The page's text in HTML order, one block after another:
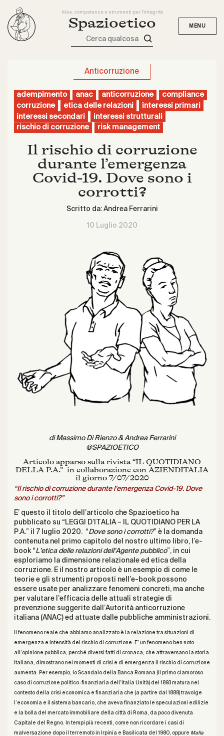
Idee, competenze e strumenti per l'integrità
Spazioetico
Cerca qualcosa
Anticorruzione
adempimento anac anticorruzione
compliance
corruzione
etica delle relazioni
interessi primari
interessi secondari
interessi strutturali
rischio di corruzione
risk management
Il rischio di corruzione
durante l’emergenza
Covid-19. Dove sono i
corrotti?
Scritto da: Andrea Ferrarini
10 Luglio 2020
di Massimo Di Rienzo & Andrea Ferrarini
@SPAZIOETICO
Articolo apparso sulla rivista “IL QUOTIDIANO
DELLA P.A.” in collaborazione con AZIENDITALIA
il giorno 7/07/2020
“Il rischio di corruzione durante l’emergenza Covid-19. Dove
sono i corrotti?”
E’ questo il titolo dell’articolo che Spazioetico ha
pubblicato su “LEGGI D’ITALIA – IL QUOTIDIANO PER LA
P.A.” il 7 luglio 2020. “Dove sono i corrotti?” è la domanda
contenuta nel primo capitolo del nostro ultimo libro, l’e-
book “L’etica delle relazioni dell’Agente pubblico”, in cui
esploriamo la dimensione relazionale ed etica della
corruzione. E il nostro articolo è un esempio di come le
teorie e gli strumenti proposti nell’e-book possono
essere usate per analizzare fenomeni concreti, ma anche
per valutare l’efficacia delle attuali strategie di
prevenzione suggerite dall’Autorità anticorruzione
italiana (ANAC) ed attuate dalle pubbliche amministrazioni.
Il fenomeno reale che abbiamo analizzato è la relazione tra situazioni di
emergenza e intensità del rischio di corruzione. E’ un fenomeno ben noto
all’opinione pubblica, perché diversi fatti di cronaca, che attraversano la storia
italiana, dimostrano nei momenti di crisi e di emergenza il rischio di corruzione
aumenta. Per esempio, lo Scandalo della Banca Romana (il primo clamoroso
caso di corruzione politico-finanziaria dell’Italia Unità) del 1893 matura nel
contesto della crisi economica e finanziaria che (a partire dal 1888) travolge
l’economia e il sistema bancario, che aveva finanziato le speculazioni edilizie
e la bolla del mercato immobiliare della città di Roma, da poco divenuta
Capitale del Regno. In tempi più recenti, come non ricordare i casi di
malversazione dopo il terremoto in Irpinia e Basilicata del 1980, oppure Mafia